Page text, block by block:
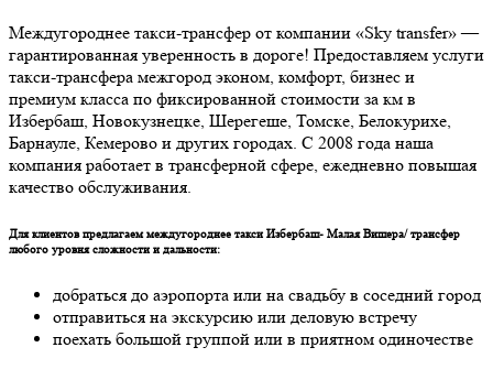
Междугороднее такси-трансфер от компании «Sky transfer» —
гарантированная уверенность в дороге! Предоставляем услуги
такси-трансфера межгород эконом, комфорт, бизнес и
премиум класса по фиксированной стоимости за км в
Избербаш, Новокузнецке, Шерегеше, Томске, Белокурихе,
Барнауле, Кемерово и других городах. С 2008 года наша
компания работает в трансферной сфере, ежедневно повышая
качество обслуживания.
Для клиентов предлагаем междугороднее такси Избербаш- Малая Вишера/ трансфер
любого уровня сложности и дальности:
добраться до аэропорта или на свадьбу в соседний город
отправиться на экскурсию или деловую встречу
поехать большой группой или в приятном одиночестве